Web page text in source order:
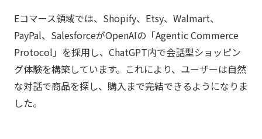
Eコマース領域では、Shopify、Etsy、Walmart、
PayPal、SalesforceがOpenAIの「Agentic Commerce
Protocol」を採用し、ChatGPT内で会話型ショッピン
グ体験を構築しています。これにより、ユーザーは自然
な対話で商品を探し、購入まで完結できるようになりま
した。